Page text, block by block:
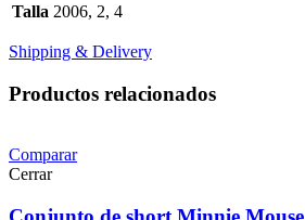
Talla 2006, 2, 4
Shipping & Delivery
Productos relacionados
Comparar
Cerrar